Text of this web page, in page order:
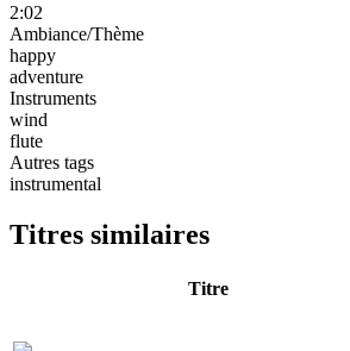
2:02
Ambiance/Thème
happy
adventure
Instruments
wind
flute
Autres tags
instrumental
Titres similaires
Titre